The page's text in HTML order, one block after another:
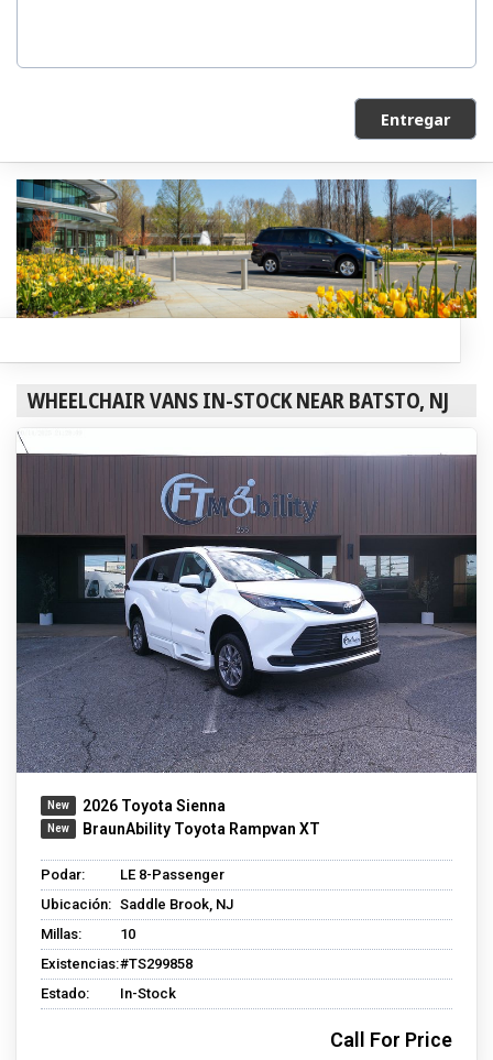
Entregar
WHEELCHAIR VANS IN-STOCK NEAR BATSTO, NJ
2026 Toyota Sienna
BraunAbility Toyota Rampvan XT
Podar:
LE 8-Passenger
Ubicación: Saddle Brook, NJ
Millas:
10
Existencias:#TS299858
Estado:
In-Stock
Call For Price